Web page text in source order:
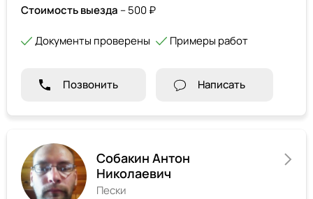
Стоимость выезда – 500 ₽
Документы проверены Примеры работ
Позвонить Написать
Собакин Антон
Николаевич
Пески